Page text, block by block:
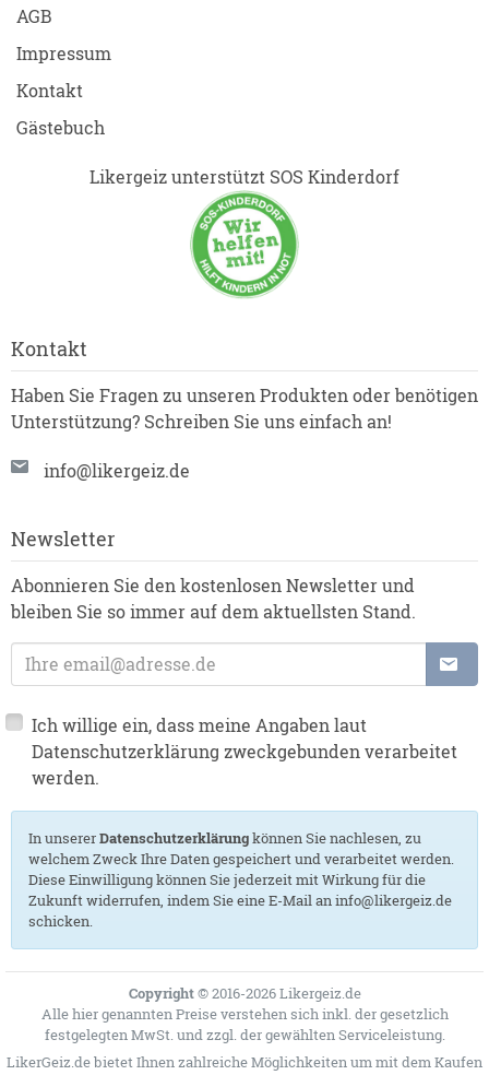
AGB
Impressum
Kontakt
Gästebuch
Likergeiz unterstützt SOS Kinderdorf
Kontakt
Haben Sie Fragen zu unseren Produkten oder benötigen
Unterstützung? Schreiben Sie uns einfach an!
info@likergeiz.de
Newsletter
Abonnieren Sie den kostenlosen Newsletter und
bleiben Sie so immer auf dem aktuellsten Stand.
E-Mail-Adresse:
Ich willige ein, dass meine Angaben laut
Datenschutzerklärung zweckgebunden verarbeitet
werden.
In unsererDatenschutzerklärungkönnen Sie nachlesen, zu
welchem Zweck Ihre Daten gespeichert und verarbeitet werden.
Diese Einwilligung können Sie jederzeit mit Wirkung für die
Zukunft widerrufen, indem Sie eine E-Mail an info@likergeiz.de
schicken.
Copyright© 2016-2026 Likergeiz.de
Alle hier genannten Preise verstehen sich inkl. der gesetzlich
festgelegten MwSt. und zzgl. der gewählten Serviceleistung.
LikerGeiz.de bietet Ihnen zahlreiche Möglichkeiten um mit dem Kaufen